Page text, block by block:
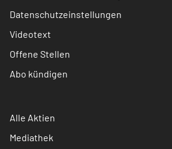
Datenschutzeinstellungen
Videotext
Offene Stellen
Abo kündigen
Alle Aktien
Mediathek